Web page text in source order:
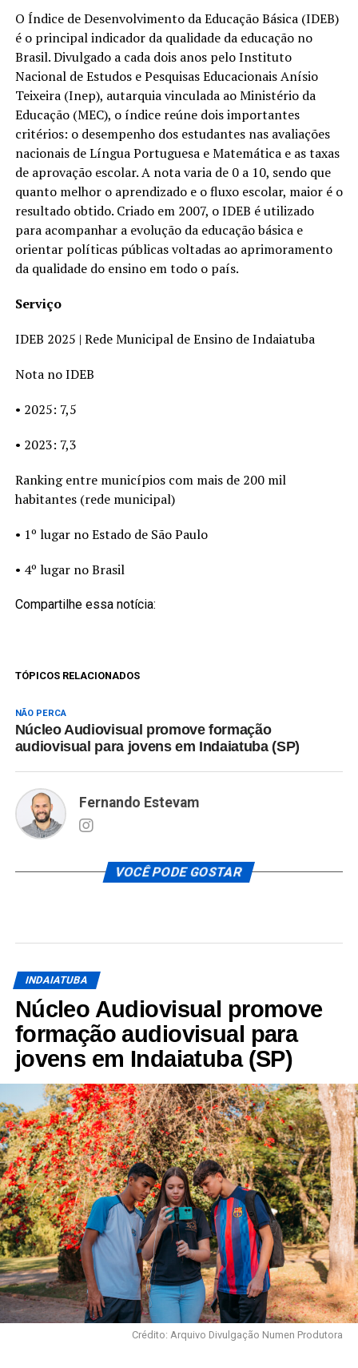
O Índice de Desenvolvimento da Educação Básica (IDEB)
é o principal indicador da qualidade da educação no
Brasil. Divulgado a cada dois anos pelo Instituto
Nacional de Estudos e Pesquisas Educacionais Anísio
Teixeira (Inep), autarquia vinculada ao Ministério da
Educação (MEC), o índice reúne dois importantes
critérios: o desempenho dos estudantes nas avaliações
nacionais de Língua Portuguesa e Matemática e as taxas
de aprovação escolar. A nota varia de 0 a 10, sendo que
quanto melhor o aprendizado e o fluxo escolar, maior é o
resultado obtido. Criado em 2007, o IDEB é utilizado
para acompanhar a evolução da educação básica e
orientar políticas públicas voltadas ao aprimoramento
da qualidade do ensino em todo o país.
Serviço
IDEB 2025 | Rede Municipal de Ensino de Indaiatuba
Nota no IDEB
• 2025: 7,5
• 2023: 7,3
Ranking entre municípios com mais de 200 mil
habitantes (rede municipal)
• 1º lugar no Estado de São Paulo
• 4º lugar no Brasil
Compartilhe essa notícia:
TÓPICOS RELACIONADOS
NÃO PERCA
Núcleo Audiovisual promove formação
audiovisual para jovens em Indaiatuba (SP)
Fernando Estevam
VOCÊ PODE GOSTAR
INDAIATUBA
Núcleo Audiovisual promove
formação audiovisual para
jovens em Indaiatuba (SP)
Crédito: Arquivo Divulgação Numen Produtora